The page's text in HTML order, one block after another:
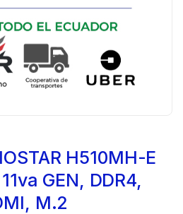
H510MH-E
GEN, DDR4,
M.2